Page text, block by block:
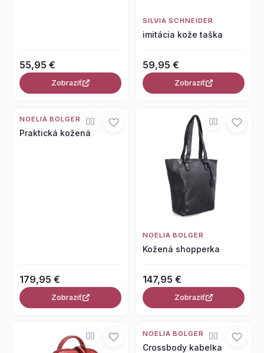
55,95 €
Zobraziť
SILVIA SCHNEIDER
imitácia kože taška
59,95 €
Zobraziť
NOELIA BOLGER
Praktická kožená
179,95 €
Zobraziť
NOELIA BOLGER
Kožená shopperka
147,95 €
Zobraziť
NOELIA BOLGER
Crossbody kabelka